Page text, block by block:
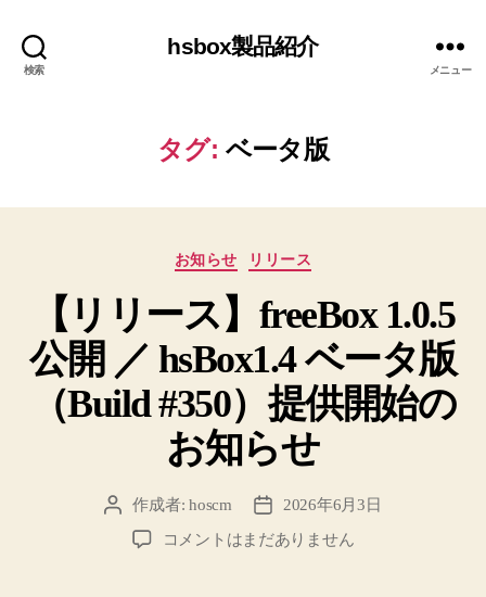
検索
hsbox製品紹介
メニュー
タグ: ベータ版
カ
ゴ
リ
ー
お知らせ リリース
【リリース】freeBox 1.0.5
公開 ／ hsBox1.4 ベータ版
（Build #350）提供開始の
お知らせ
投
作成者:hoscm
投
稿
日
2026年6月3日
【リ
コメントはまだありません